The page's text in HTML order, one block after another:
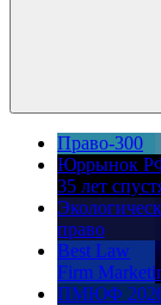
Право-300
Юррынок
35 лет
право
Best Law
Firm
ПМЮФ